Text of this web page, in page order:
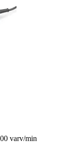
varv/min